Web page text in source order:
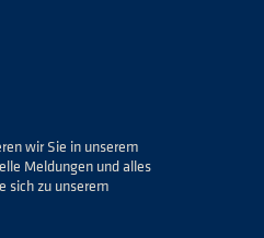
wir Sie in unserem
Meldungen und alles
sich zu unserem